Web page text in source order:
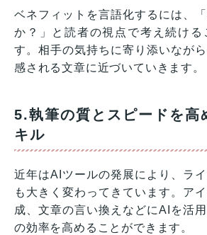
ベネフィットを言語化するには、
か？」と読者の視点で考え続ける
す。相手の気持ちに寄り添いなが
感される文章に近づいていきます。
5.執筆の質とスピードを高
キル
近年はAIツールの発展により、ラ
も大きく変わってきています。ア
成、文章の言い換えなどにAIを活
の効率を高めることができます。